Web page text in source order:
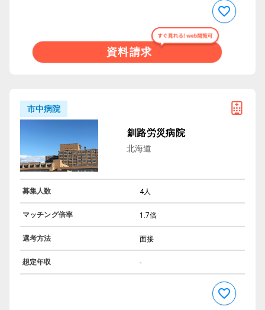
資料請求
市中病院
釧路労災病院
北海道
募集人数 4人
マッチング倍率 1.7倍
選考方法 面接
想定年収 -